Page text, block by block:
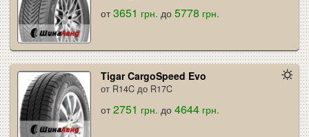
от3651 грн. до5778 грн.
Tigar CargoSpeed Evo
от R14C до R17C
от2751 грн. до4644 грн.